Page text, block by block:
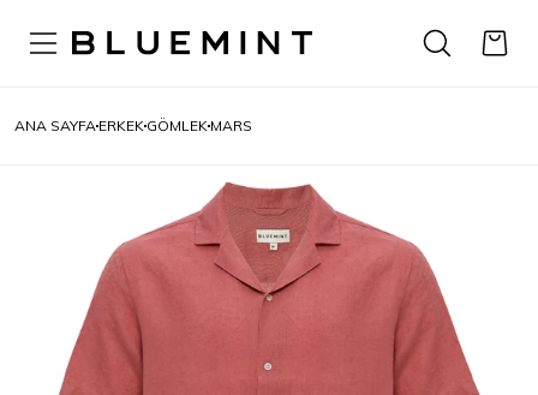
ANA SAYFA ERKEK GÖMLEK MARS